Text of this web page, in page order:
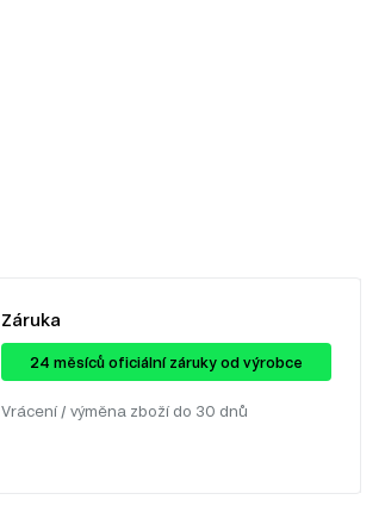
Záruka
24 ​​​​měsíců oficiální záruky od výrobce
Vrácení / výměna zboží do 30 dnů